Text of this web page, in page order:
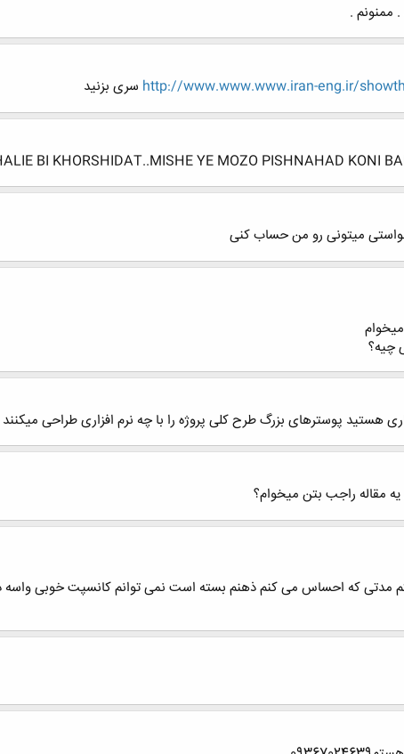
ممنونم .
http://www.www.www.iran-eng.ir/ سری بزنید
BI KHORSHIDAT..MISHE YE MOZO PISHNAHAD KONI
میتونی رو من حساب کنی
چیه؟
هستید پوسترهای بزرگ طرح کلی پروژه را با چه نرم افزاری طراحی
مقاله راجب بتن میخوام؟
که احساس می کنم ذهنم بسته است نمی توانم کانسپت خوبی واسه